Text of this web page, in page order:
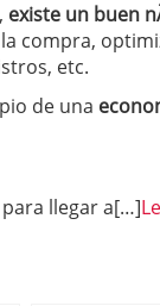
existe un buen
compra,
etc.
de una
llegar a[…]